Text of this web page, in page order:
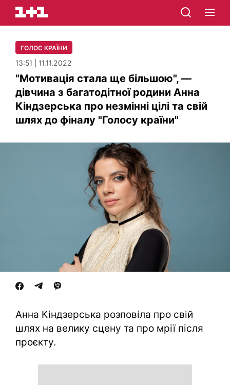
ГОЛОС КРАЇНИ
13:51 | 11.11.2022
"Мотивація стала ще більшою", —
дівчина з багатодітної родини Анна
Кіндзерська про незмінні цілі та свій
шлях до фіналу "Голосу країни"
Анна Кіндзерська розповіла про свій
шлях на велику сцену та про мрії після
проєкту.